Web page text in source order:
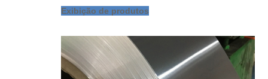
Exibição de produtos